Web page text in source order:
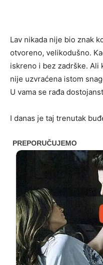
Lav nikada nije bio znak
otvoreno, velikodušno.
iskreno i bez zadrške. Ali
nije uzvraćena istom
U vama se rađa
I danas je taj trenutak